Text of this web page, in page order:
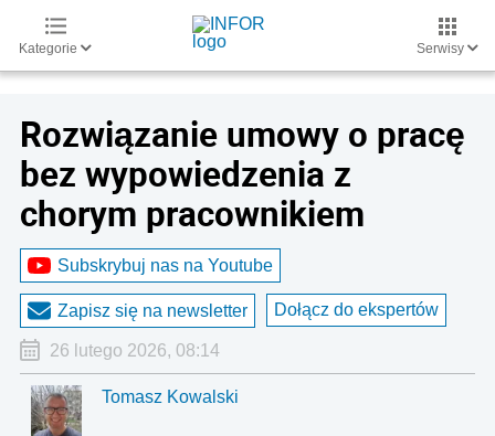
Kategorie Serwisy
Rozwiązanie umowy o pracę
bez wypowiedzenia z
chorym pracownikiem
Subskrybuj nas na Youtube
Zapisz się na newsletter Dołącz do ekspertów
26 lutego 2026, 08:14
Tomasz Kowalski